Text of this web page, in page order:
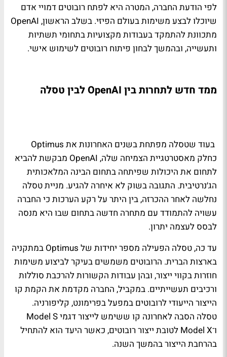
לפי הודעת החברה, המטרה היא לפתח רובוטים דמויי אדם
שיוכלו לבצע משימות בעולם הפיזי. בשלב הראשון, OpenAI
מתכוונת להתמקד בעבודות מקצועיות בתחומי תשתיות
ותעשייה, ובהמשך לבחון פיתוח רובוטים לשימוש אישי.
ממד חדש לתחרות בין OpenAI לבין טסלה
בעוד שטסלה מפתחת בשנים האחרונות את Optimus
כחלק מאסטרטגיית הצמיחה שלה, OpenAI מבקשת להביא
לתחום את היכולות שפיתחה בתחום הבינה המלאכותית
הג׳נרטיבית. התגובה בשוק לא איחרה להגיע. מניית טסלה
נחלשה לאחר ההכרזה, בין היתר על רקע הערכות כי החברה
עשויה להתמודד עם מתחרה חדשה בתחום שבו היא מנסה
לבסס לעצמה יתרון.
עד כה, טסלה הפעילה מספר יחידות של Optimus במתקניה
בארצות הברית. הרובוטים משמשים בעיקר לביצוע משימות
חוזרות בקווי ייצור, ובהן עבודות הקשורות להרכבת סוללות
ורכיבים תעשייתיים. במקביל, החברה מקדמת את הקמת קו
הייצור הייעודי לרובוטים במפעל בפרימונט, קליפורניה.
טסלה הסבה לאחרונה קו ששימש לייצור דגמי Model S
ו־Model X לטובת ייצור רובוטים, כאשר היעד הוא להתחיל
בהרחבת הייצור בהמשך השנה.